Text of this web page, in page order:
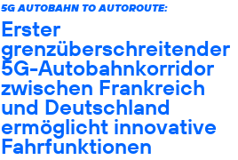
5G AUTOBAHN TO AUTOROUTE:
Erster
grenzüberschreitender
5G-Autobahnkorridor
zwischen Frankreich
und Deutschland
ermöglicht innovative
Fahrfunktionen